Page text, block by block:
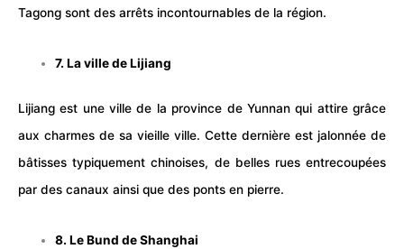
Tagong sont des arrêts incontournables de la région.
7. La ville de Lijiang
Lijiang est une ville de la province de Yunnan qui attire grâce
aux charmes de sa vieille ville. Cette dernière est jalonnée de
bâtisses typiquement chinoises, de belles rues entrecoupées
par des canaux ainsi que des ponts en pierre.
8. Le Bund de Shanghai